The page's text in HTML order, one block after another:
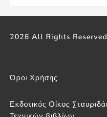
2026 All Rights Reserved
Όροι Χρήσης
Εκδοτικός Οίκος